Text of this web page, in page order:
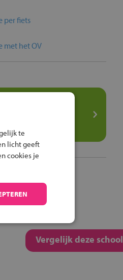
per fiets
met het OV
Vergelijk deze school
te
licht geeft
cookies je